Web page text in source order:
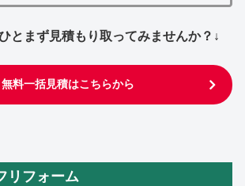
とまず見積もり取ってみませんか？↓
無料一括見積はこちらから
リフォーム